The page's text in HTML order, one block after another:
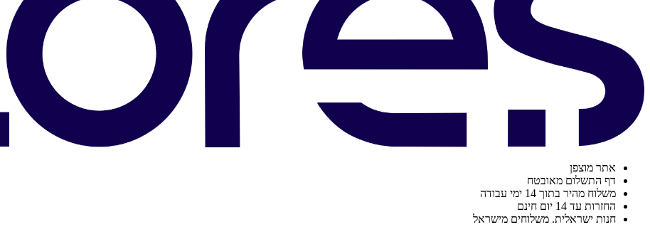
אתר מוצפן
דף התשלום מאובטח
משלוח מהיר בתוך 14 ימי עבודה
החזרות עד 14 יום חינם
חנות ישראלית. משלוחים מישראל